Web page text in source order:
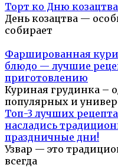
Торт ко Дню
День козацтва —
собирает
Фаршированная
блюдо — лучшие
приготовлению
Куриная грудинка –
популярных и
Топ-3 лучших
насладись
праздничные дни!
Узвар — это
всегда